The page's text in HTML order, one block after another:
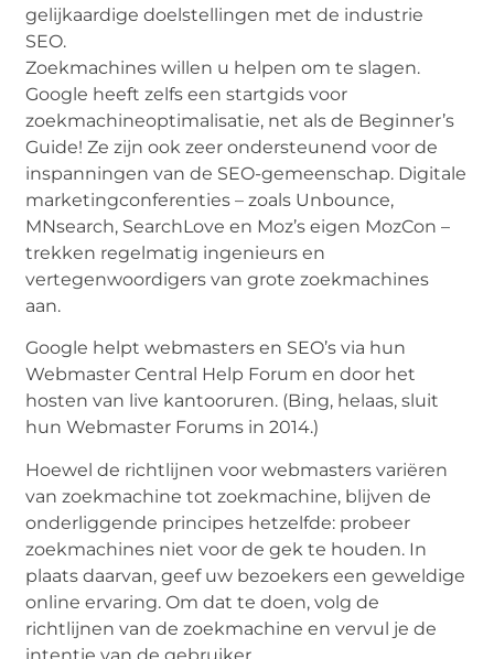
gelijkaardige doelstellingen met de industrie
SEO.
Zoekmachines willen u helpen om te slagen.
Google heeft zelfs een startgids voor
zoekmachineoptimalisatie, net als de Beginner’s
Guide! Ze zijn ook zeer ondersteunend voor de
inspanningen van de SEO-gemeenschap. Digitale
marketingconferenties – zoals Unbounce,
MNsearch, SearchLove en Moz’s eigen MozCon –
trekken regelmatig ingenieurs en
vertegenwoordigers van grote zoekmachines
aan.
Google helpt webmasters en SEO’s via hun
Webmaster Central Help Forum en door het
hosten van live kantooruren. (Bing, helaas, sluit
hun Webmaster Forums in 2014.)
Hoewel de richtlijnen voor webmasters variëren
van zoekmachine tot zoekmachine, blijven de
onderliggende principes hetzelfde: probeer
zoekmachines niet voor de gek te houden. In
plaats daarvan, geef uw bezoekers een geweldige
online ervaring. Om dat te doen, volg de
richtlijnen van de zoekmachine en vervul je de
intentie van de gebruiker.